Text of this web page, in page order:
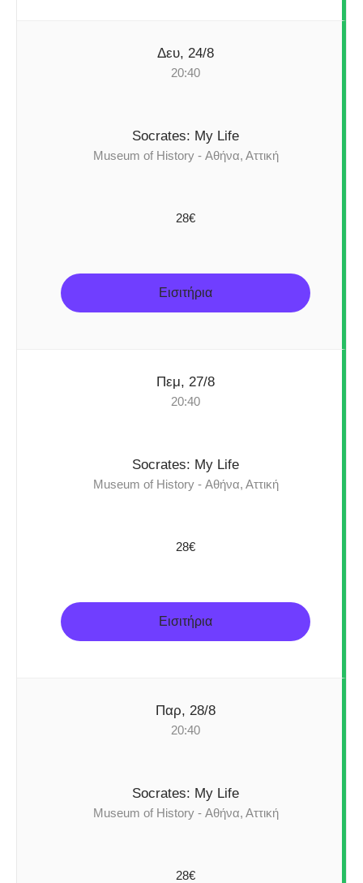
Δευ, 24/8
20:40
Socrates: My Life
Museum of History - Αθήνα, Αττική
28€
Εισιτήρια
Πεμ, 27/8
20:40
Socrates: My Life
Museum of History - Αθήνα, Αττική
28€
Εισιτήρια
Παρ, 28/8
20:40
Socrates: My Life
Museum of History - Αθήνα, Αττική
28€